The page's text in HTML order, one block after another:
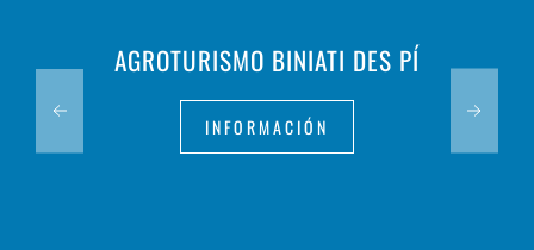
AGROTURISMO BINIATI DES PÍ
INFORMACIÓN